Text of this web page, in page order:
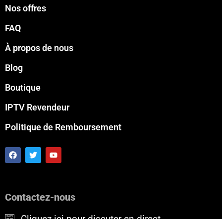
Nos offres
FAQ
À propos de nous
Blog
Boutique
IPTV Revendeur
Politique de Remboursement
F
a
c
o
T
w
i
r
Y
o
u
e
Contactez-nous